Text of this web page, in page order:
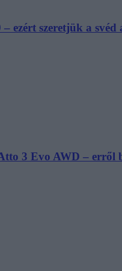
ezért szeretjük a svéd
3 Evo AWD – erről